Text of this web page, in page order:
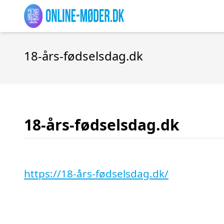
18-års-fødselsdag.dk
18-års-fødselsdag.dk
https://18-års-fødselsdag.dk/